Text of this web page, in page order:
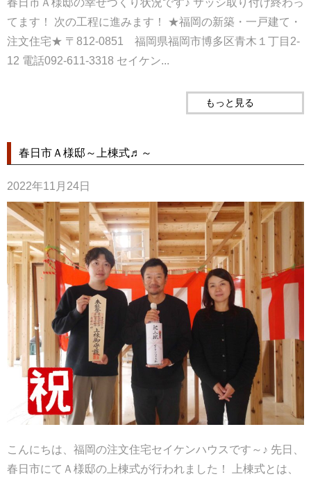
てます！ 次の工程に進みます！ ★福岡の新築・一戸建て・
注文住宅★ 〒812-0851 福岡県福岡市博多区青木１丁目2-
12 電話092-611-3318 セイケン...
もっと見る
春日市Ａ様邸～上棟式♬～
2022年11月24日
こんにちは、福岡の注文住宅セイケンハウスです～♪ 先日、
春日市にてＡ様邸の上棟式が行われました！ 上棟式とは、